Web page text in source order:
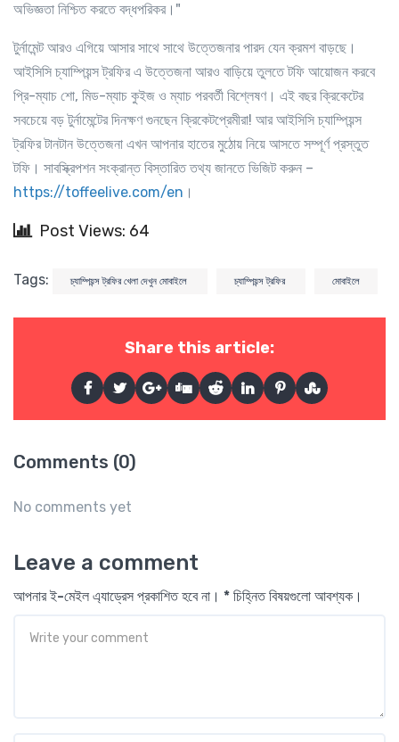
অভিজ্ঞতা নিশ্চিত করতে বদ্ধপরিকর।"
টুর্নামেন্ট আরও এগিয়ে আসার সাথে সাথে উত্তেজনার পারদ যেন ক্রমশ বাড়ছে।
আইসিসি চ্যাম্পিয়ন্স ট্রফির এ উত্তেজনা আরও বাড়িয়ে তুলতে টফি আয়োজন করবে
প্রি-ম্যাচ শো, মিড-ম্যাচ কুইজ ও ম্যাচ পরবর্তী বিশ্লেষণ। এই বছর ক্রিকেটের
সবচেয়ে বড় টুর্নামেন্টের দিনক্ষণ গুনছেন ক্রিকেটপ্রেমীরা! আর আইসিসি চ্যাম্পিয়ন্স
ট্রফির টানটান উত্তেজনা এখন আপনার হাতের মুঠোয় নিয়ে আসতে সম্পূর্ণ প্রস্তুত
টফি। সাবস্ক্রিপশন সংক্রান্ত বিস্তারিত তথ্য জানতে ভিজিট করুন –
https://toffeelive.com/en ।
Post Views: 64
Tags: চ্যাম্পিয়ন্স ট্রফির খেলা দেখুন মোবাইলে চ্যাম্পিয়ন্স ট্রফির মোবাইলে
Share this article:
Comments (0)
No comments yet
Leave a comment
আপনার ই-মেইল এ্যাড্রেস প্রকাশিত হবে না। * চিহ্নিত বিষয়গুলো আবশ্যক।